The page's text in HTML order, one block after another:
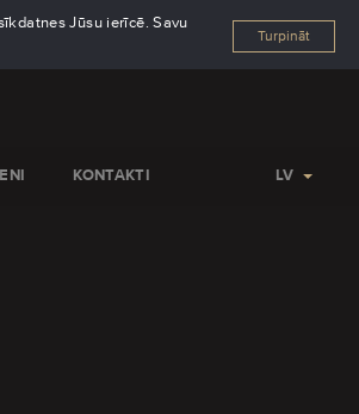
Jūsu ierīcē. Savu
Turpināt
KONTAKTI LV